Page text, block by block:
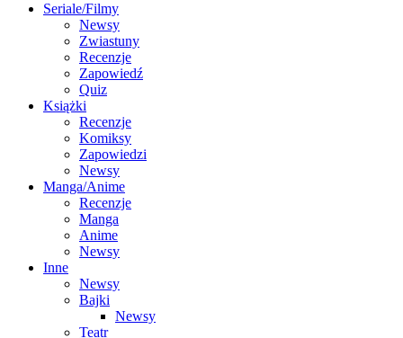
Seriale/Filmy
Newsy
Zwiastuny
Recenzje
Zapowiedź
Quiz
Książki
Recenzje
Komiksy
Zapowiedzi
Newsy
Manga/Anime
Recenzje
Manga
Anime
Newsy
Inne
Newsy
Bajki
Newsy
Teatr